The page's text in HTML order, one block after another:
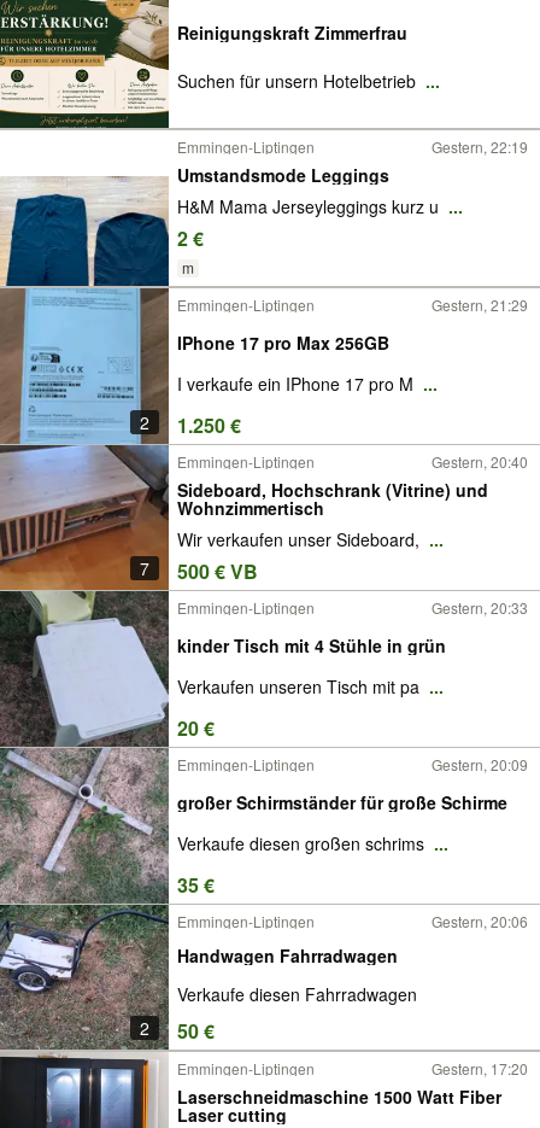
Reinigungskraft Zimmerfrau
Suchen für unsern Hotelbetrieb ...
Emmingen-Liptingen Gestern, 22:19
Umstandsmode Leggings
H&M Mama Jerseyleggings kurz u ...
2 €
m
2
Emmingen-Liptingen Gestern, 21:29
IPhone 17 pro Max 256GB
I verkaufe ein IPhone 17 pro M ...
1.250 €
7
Emmingen-Liptingen Gestern, 20:40
Sideboard, Hochschrank (Vitrine) und
Wohnzimmertisch
Wir verkaufen unser Sideboard, ...
500 € VB
Emmingen-Liptingen Gestern, 20:33
kinder Tisch mit 4 Stühle in grün
Verkaufen unseren Tisch mit pa ...
20 €
Emmingen-Liptingen Gestern, 20:09
großer Schirmständer für große Schirme
Verkaufe diesen großen schrims ...
35 €
2
Emmingen-Liptingen Gestern, 20:06
Handwagen Fahrradwagen
Verkaufe diesen Fahrradwagen
50 €
Emmingen-Liptingen Gestern, 17:20
Laserschneidmaschine 1500 Watt Fiber
Laser cutting